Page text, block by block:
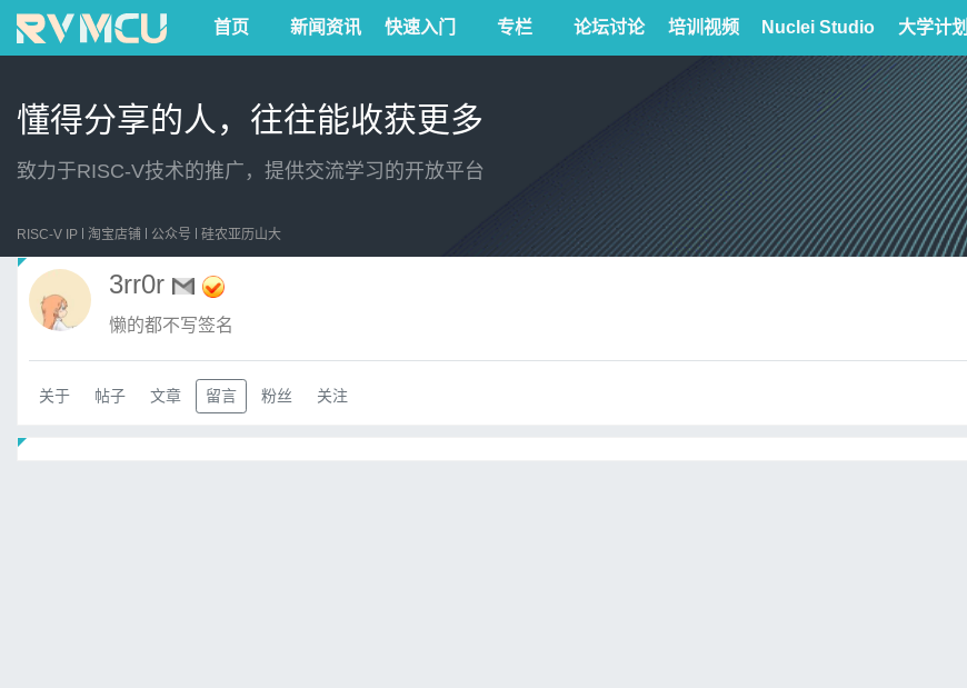
首页 新闻资讯 快速入门 专栏 论坛讨论 培训视频 Nuclei Studio 大学计划
懂得分享的人，往往能收获更多
致力于RISC-V技术的推广，提供交流学习的开放平台
RISC-V IP 淘宝店铺 公众号 硅农亚历山大
3rr0r
懒的都不写签名
关于 帖子 文章 留言 粉丝 关注